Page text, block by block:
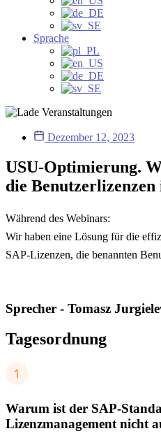
Sprache
Dezember 12, 2023
USU-Optimierung.
die Benutzerlizenzen
Während des Webinars:
Wir haben eine Lösung für die
SAP-Lizenzen, die benannten
Sprecher - Tomasz
Tagesordnung
Warum ist der SAP-
Lizenzmanagement nicht